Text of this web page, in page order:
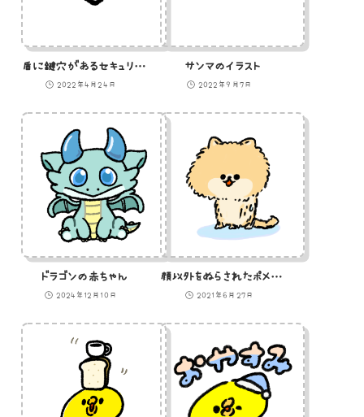
盾に鍵穴があるセキュリティ高そうなアイコン
2022年4月24日
サンマのイラスト
2022年9月7日
ドラゴンの赤ちゃん
2024年12月10日
顔以外をぬらされたポメラニアンのイラスト
2021年6月27日